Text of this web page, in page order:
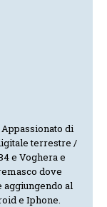
di
terrestre /
e Voghera e
dove
aggiungendo al
e Iphone.